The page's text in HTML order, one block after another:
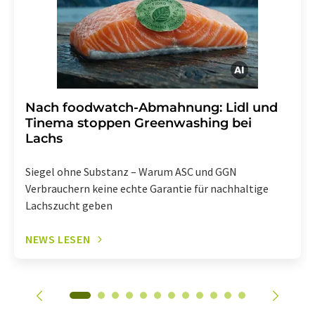
enthalten.
Nach foodwatch-Abmahnung: Lidl und
Tinema stoppen Greenwashing bei
Lachs
Siegel ohne Substanz – Warum ASC und GGN
Verbrauchern keine echte Garantie für nachhaltige
Lachszucht geben
NEWS LESEN